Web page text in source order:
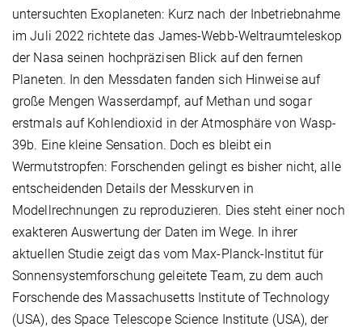
untersuchten Exoplaneten: Kurz nach der Inbetriebnahme
im Juli 2022 richtete das James-Webb-Weltraumteleskop
der Nasa seinen hochpräzisen Blick auf den fernen
Planeten. In den Messdaten fanden sich Hinweise auf
große Mengen Wasserdampf, auf Methan und sogar
erstmals auf Kohlendioxid in der Atmosphäre von Wasp-
39b. Eine kleine Sensation. Doch es bleibt ein
Wermutstropfen: Forschenden gelingt es bisher nicht, alle
entscheidenden Details der Messkurven in
Modellrechnungen zu reproduzieren. Dies steht einer noch
exakteren Auswertung der Daten im Wege. In ihrer
aktuellen Studie zeigt das vom Max-Planck-Institut für
Sonnensystemforschung geleitete Team, zu dem auch
Forschende des Massachusetts Institute of Technology
(USA), des Space Telescope Science Institute (USA), der